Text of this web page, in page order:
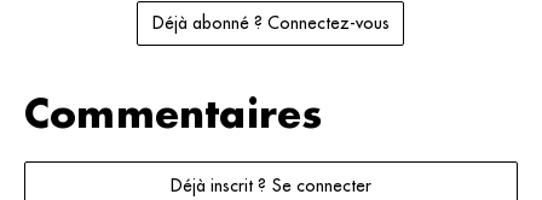
Déjà abonné ? Connectez-vous
Commentaires
Déjà inscrit ? Se connecter